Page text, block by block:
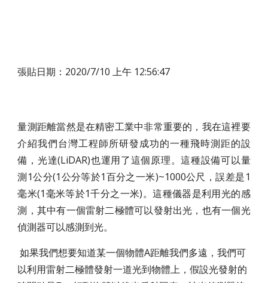
張貼日期：2020/7/10 上午 12:56:47
量測距離當然是在精密工業中非常重要的，我在這裡要
介紹我們台灣工程師所研發成功的一種飛時測距的設
備，光達(LiDAR)也運用了這個原理。這種設備可以量
測1公分(1公分等於1百分之一米)~1000公尺，誤差是1
毫米(1毫米等於1千分之一米)。這種儀器是利用光的感
測，其中有一個雷射二極體可以發射出光，也有一個光
偵測器可以感測到光。
如果我們想要知道某一個物體A距離我們多遠，我們可
以利用雷射二極體發射一道光到物體上，假設光發射的